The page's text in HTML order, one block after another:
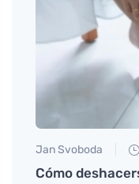
Jan Svoboda
Cómo